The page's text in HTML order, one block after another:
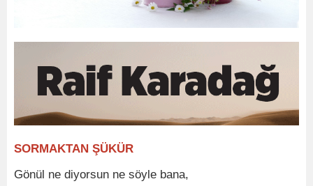
SORMAKTAN ŞÜKÜR
Gönül ne diyorsun ne söyle bana,